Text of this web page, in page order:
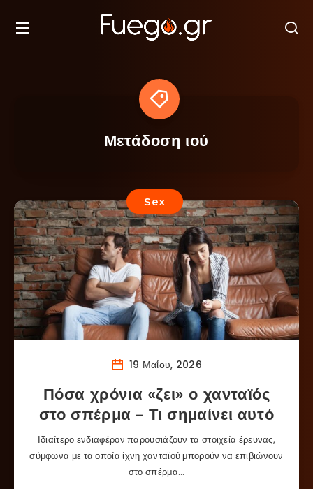
Μετάδοση ιού
Sex
19 Μαΐου, 2026
Πόσα χρόνια «ζει» ο χανταϊός
στο σπέρμα – Τι σημαίνει αυτό
Ιδιαίτερο ενδιαφέρον παρουσιάζουν τα στοιχεία έρευνας,
σύμφωνα με τα οποία ίχνη χανταϊού μπορούν να επιβιώνουν
στο σπέρμα…